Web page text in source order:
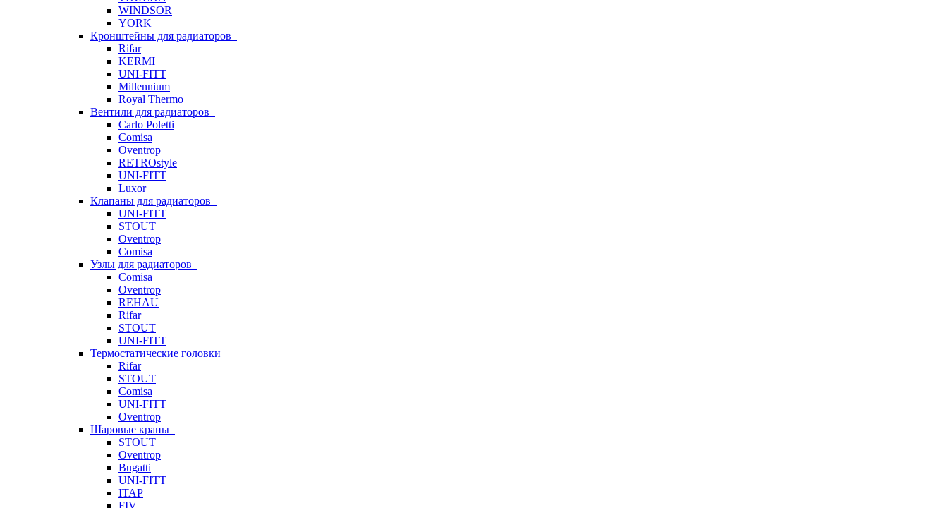
WINDSOR
YORK
Кронштейны для радиаторов
Rifar
KERMI
UNI-FITT
Millennium
Royal Thermo
Вентили для радиаторов
Carlo Poletti
Comisa
Oventrop
RETROstyle
UNI-FITT
Luxor
Клапаны для радиаторов
UNI-FITT
STOUT
Oventrop
Comisa
Узлы для радиаторов
Comisa
Oventrop
REHAU
Rifar
STOUT
UNI-FITT
Термостатические головки
Rifar
STOUT
Comisa
UNI-FITT
Oventrop
Шаровые краны
STOUT
Oventrop
Bugatti
UNI-FITT
ITAP
FIV